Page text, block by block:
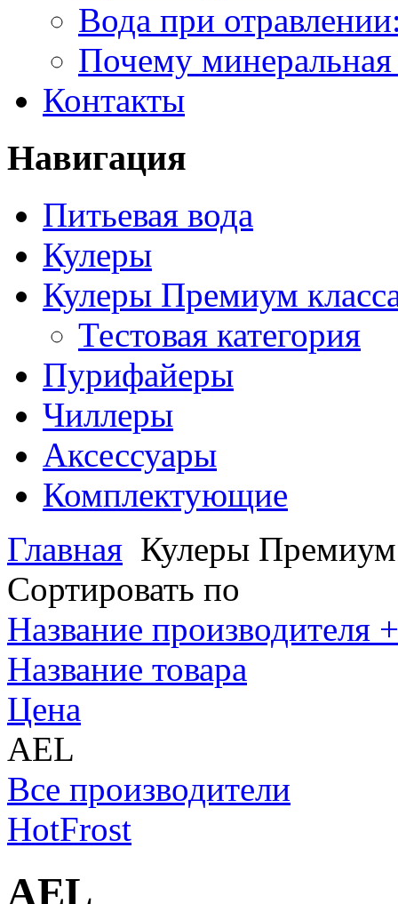
Вода при
Почему
Контакты
Навигация
Питьевая вода
Кулеры
Кулеры Премиум
Тестовая категория
Пурифайеры
Чиллеры
Аксессуары
Комплектующие
Главная Кулеры Премиум
Сортировать по
Название производителя
Название товара
Цена
AEL
Все производители
HotFrost
AEL